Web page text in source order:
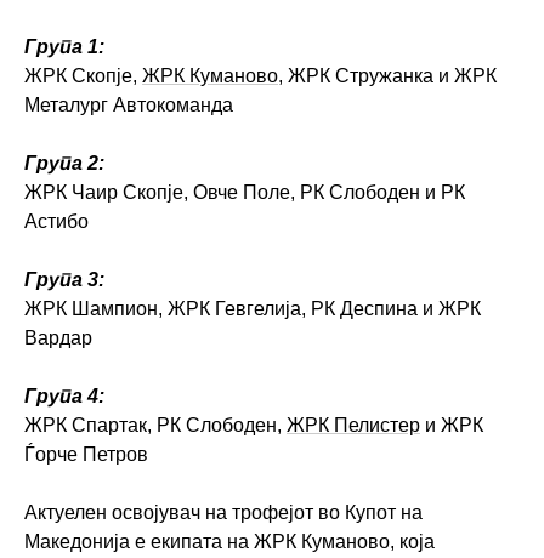
Група 1:
ЖРК Скопје, ЖРК Куманово, ЖРК Стружанка и ЖРК
Металург Автокоманда
Група 2:
ЖРК Чаир Скопје, Овче Поле, РК Слободен и РК
Астибо
Група 3:
ЖРК Шампион, ЖРК Гевгелија, РК Деспина и ЖРК
Вардар
Група 4:
ЖРК Спартак, РК Слободен, ЖРК Пелистер и ЖРК
Ѓорче Петров
Актуелен освојувач на трофејот во Купот на
Македонија е екипата на ЖРК Куманово, која